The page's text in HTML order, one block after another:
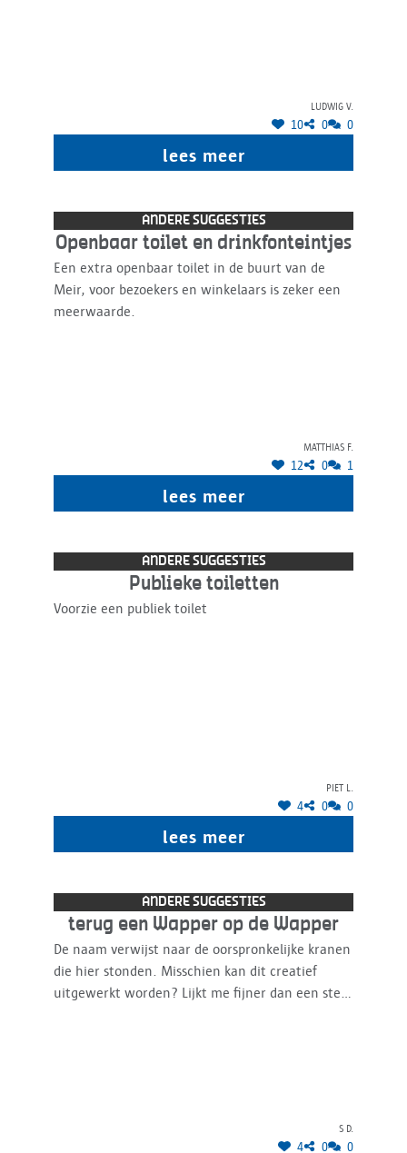
Ludwig V.
10 0 0
lees meer
ANDERE SUGGESTIES
Openbaar toilet en drinkfonteintjes
Een extra openbaar toilet in de buurt van de
Meir, voor bezoekers en winkelaars is zeker een
meerwaarde.
Matthias F.
12 0 1
lees meer
ANDERE SUGGESTIES
Publieke toiletten
Voorzie een publiek toilet
Piet L.
4 0 0
lees meer
ANDERE SUGGESTIES
terug een Wapper op de Wapper
De naam verwijst naar de oorspronkelijke kranen
die hier stonden. Misschien kan dit creatief
uitgewerkt worden? Lijkt me fijner dan een stel
S D.
4 0 0